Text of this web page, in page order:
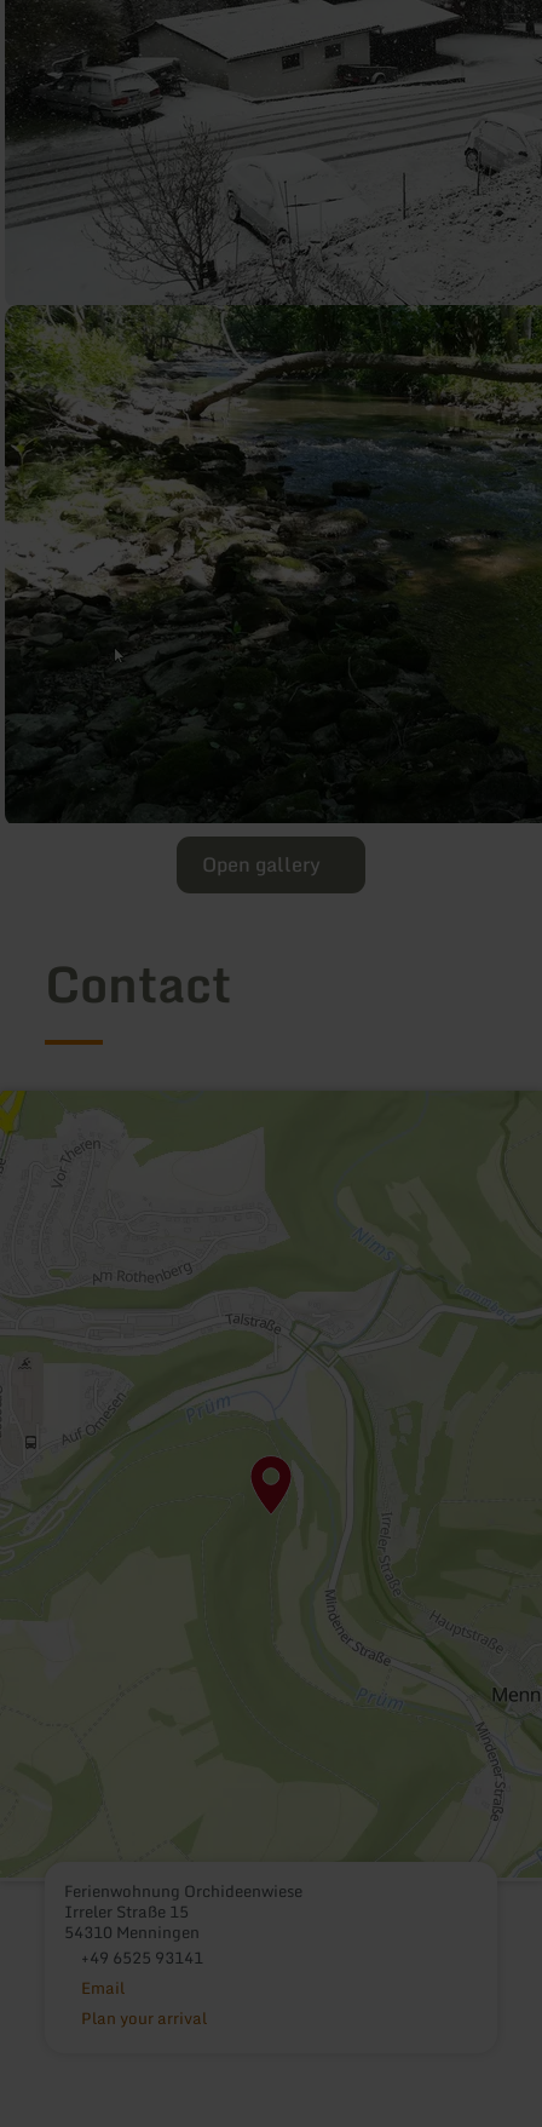
Open gallery
Contact
Ferienwohnung Orchideenwiese
Irreler Straße 15
54310 Menningen
+49 6525 93141
Email
Plan your arrival